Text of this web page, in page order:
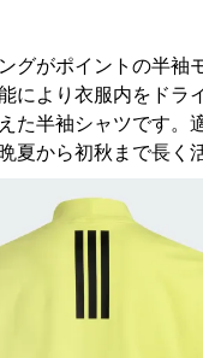
グがポイントの半袖
により衣服内をドラ
た半袖シャツです。
夏から初秋まで長く